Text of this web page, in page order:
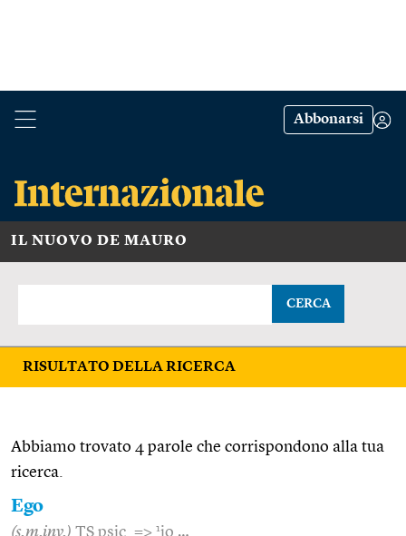
Abbonarsi
IL NUOVO DE MAURO
CERCA
RISULTATO DELLA RICERCA
Abbiamo trovato 4 parole che corrispondono alla tua
ricerca.
Ego
(s.m.inv.) TS psic. => 1io …